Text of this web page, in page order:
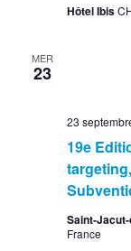
Hôtel Ibis
MER
23
19e
23
Saint-
France